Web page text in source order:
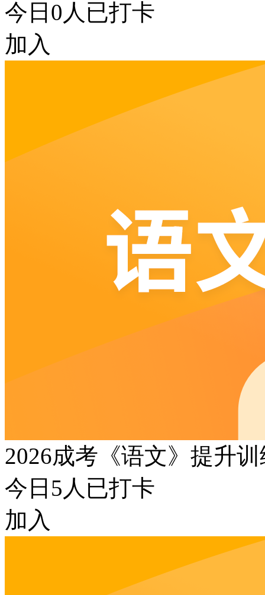
今日 0 人已打卡
加入
2026成考《语文》提升
今日 5 人已打卡
加入